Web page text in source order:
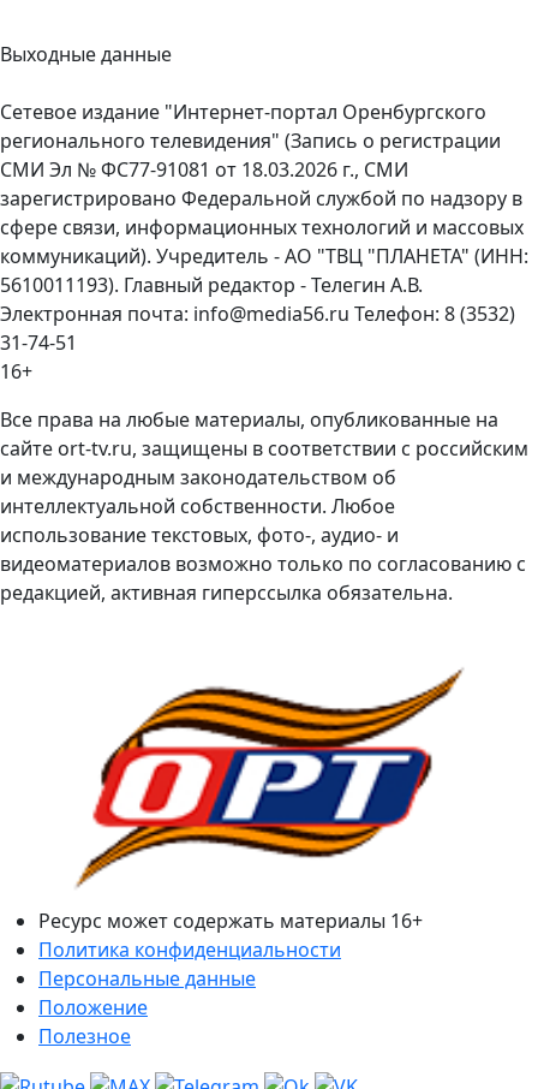
Выходные данные
Сетевое издание "Интернет-портал Оренбургского
регионального телевидения" (Запись о регистрации
СМИ Эл № ФС77-91081 от 18.03.2026 г., СМИ
зарегистрировано Федеральной службой по надзору в
сфере связи, информационных технологий и массовых
коммуникаций). Учредитель - АО "ТВЦ "ПЛАНЕТА" (ИНН:
5610011193). Главный редактор - Телегин А.В.
Электронная почта: info@media56.ru Телефон: 8 (3532)
31-74-51
16+
Все права на любые материалы, опубликованные на
сайте ort-tv.ru, защищены в соответствии с российским
и международным законодательством об
интеллектуальной собственности. Любое
использование текстовых, фото-, аудио- и
видеоматериалов возможно только по согласованию с
редакцией, активная гиперссылка обязательна.
Ресурс может содержать материалы 16+
Политика конфиденциальности
Персональные данные
Положение
Полезное